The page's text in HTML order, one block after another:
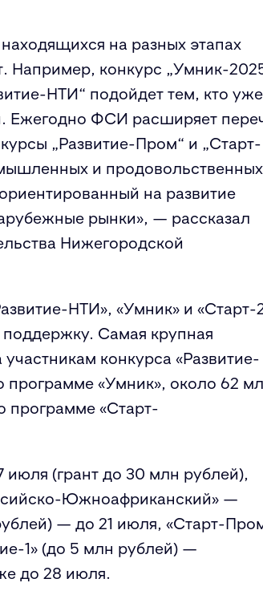
на разных этапах
Например, конкурс „Умник-
НТИ“ подойдет тем, кто уже
Ежегодно ФСИ расширяет
„Развитие-Пром“ и „Старт-
и продовольственных
на развитие
рынки», — рассказал
Нижегородской
НТИ», «Умник» и «Старт-
Самая крупная
конкурса «Развитие-
«Умник», около 62
программе «Старт-
июля (грант до 30 млн рублей),
Южноафриканский» —
— до 21 июля, «Старт-
1» (до 5 млн рублей) —
до 28 июля.